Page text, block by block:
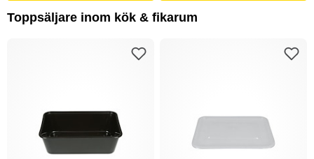
Toppsäljare inom kök & fikarum